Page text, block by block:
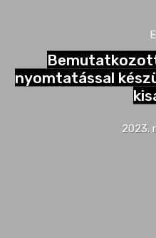
nyomtatással
2023.